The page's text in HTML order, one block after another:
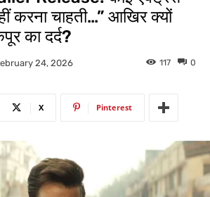
करना चाहती…” आखिर क्यों
का दर्द?
24, 2026 0
117
X Pinterest